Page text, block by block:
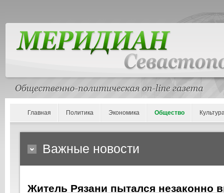
Главная Политика Экономика Общество
Важные новости
Житель Рязани пытался незаконно